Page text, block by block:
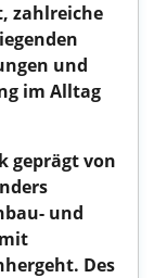
zahlreiche
und
im Alltag
geprägt von
und
Des